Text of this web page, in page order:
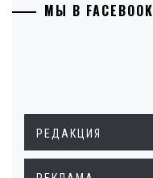
МЫ В FACEBOOK
РЕДАКЦИЯ